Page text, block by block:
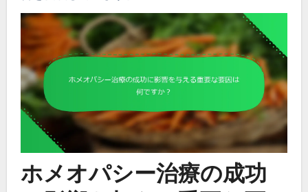
ホメオパシー治療の成功